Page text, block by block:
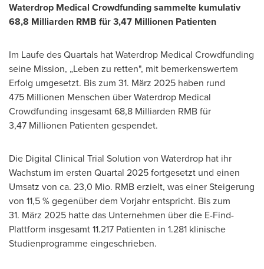
Waterdrop Medical Crowdfunding sammelte kumulativ
68,8 Milliarden RMB für 3,47 Millionen Patienten
Im Laufedes Quartals hat Waterdrop Medical Crowdfunding
seine Mission, „Leben zu retten", mit bemerkenswertem
Erfolg umgesetzt. Bis zum 31. März 2025 haben rund
475 Millionen Menschen über Waterdrop Medical
Crowdfunding insgesamt 68,8 Milliarden RMB für
3,47 Millionen Patienten gespendet.
Die Digital Clinical Trial Solution von Waterdrop hat ihr
Wachstum im ersten Quartal 2025 fortgesetzt und einen
Umsatz von ca. 23,0 Mio. RMB erzielt, was einer Steigerung
von 11,5 % gegenüber dem Vorjahr entspricht. Bis zum
31. März 2025 hatte das Unternehmen über die E-Find-
Plattform insgesamt 11.217 Patienten in 1.281 klinische
Studienprogramme eingeschrieben.